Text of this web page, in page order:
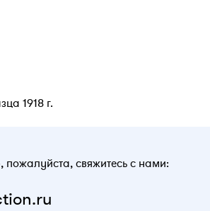
1918 г.
пожалуйста, свяжитесь с нами: